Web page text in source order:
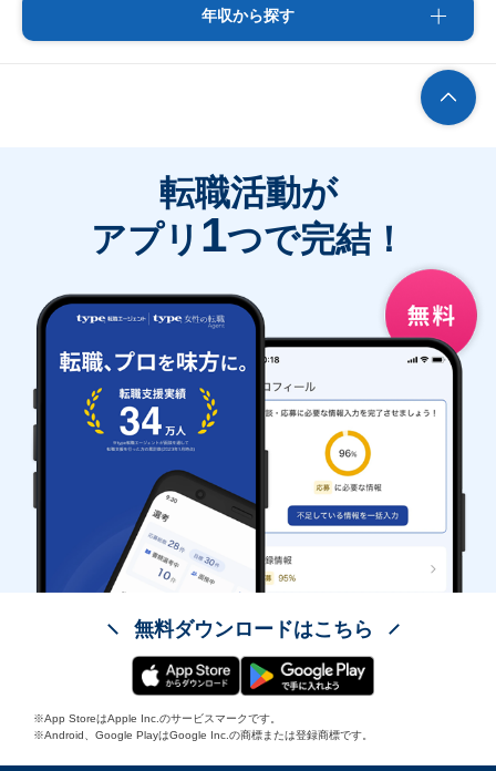
年収から探す
転職活動が
アプリ 1つで完結！
無料ダウンロードはこちら
※App StoreはApple Inc.のサービスマークです。
※Android、Google PlayはGoogle Inc.の商標または登録商標です。